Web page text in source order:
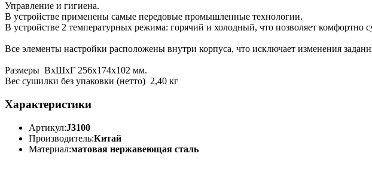
Управление и гигиена.
В устройстве применены самые передовые промышленные технологии.
В устройстве 2 температурных режима: горячий и холодный, что позволяет комфортно
Все элементы настройки расположены внутри корпуса, что исключает изменения
Размеры ВхШхГ 256x174x102 мм.
Вес сушилки без упаковки (нетто) 2,40 кг
Характеристики
Артикул:J3100
Производитель:Китай
Материал:матовая нержавеющая сталь